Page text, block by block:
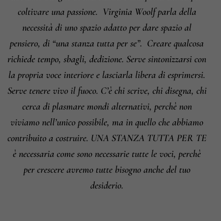
tutte con la voglia di tenere vivo lo
sguardo. Questa collezione è dedicata
alla forza di sentire la propria voce.
coltivare una passione. Virginia Woolf parla della
necessità di uno spazio adatto per dare spazio al
pensiero, di “una stanza tutta per se”. Creare qualcosa
richiede tempo, sbagli, dedizione. Serve sintonizzarsi con
la propria voce interiore e lasciarla libera di esprimersi.
Serve tenere vivo il fuoco. C’è chi scrive, chi disegna, chi
cerca di plasmare mondi alternativi, perchè non
viviamo nell’unico possibile, ma in quello che abbiamo
contribuito a costruire. UNA STANZA TUTTA PER TE
è necessaria come sono necessarie tutte le voci, perchè
per crescere avremo tutte bisogno anche del tuo
desiderio.